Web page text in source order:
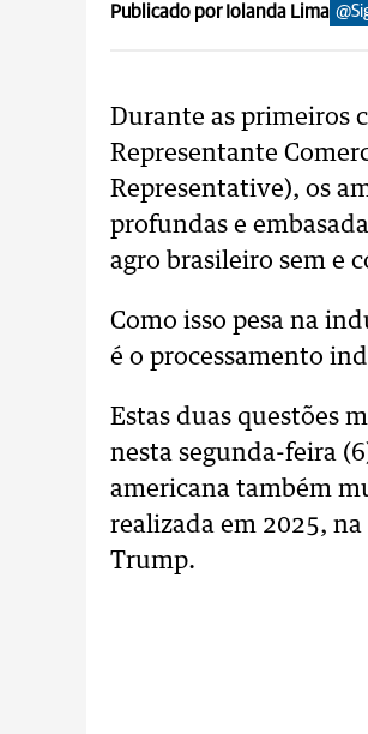
Publicado por Iolanda Lima
Durante as primeiros
Representante
Representative), os
profundas e
agro brasileiro sem e
Como isso pesa na
é o processamento
Estas duas questões
nesta segunda-feira
americana também
realizada em 2025,
Trump.